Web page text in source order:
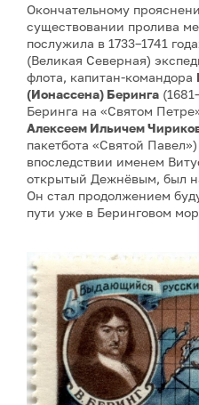
Окончательному
существовании пролива
послужила в 1733–1741
(Великая Северная)
флота, капитан-командора
(Ионассена) Беринга
Беринга на «Святом
Алексеем Ильичем
пакетбота «Святой
впоследствии именем
открытый Дежнёвым, был
Он стал продолжением
пути уже в Беринговом